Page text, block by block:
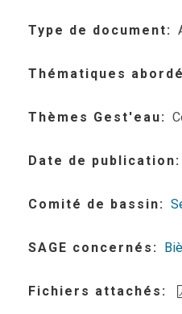
Type de document
Thématiques
Thèmes Gest'eau
Date de publication
Comité de bassin
SAGE concernés
Fichiers attachés